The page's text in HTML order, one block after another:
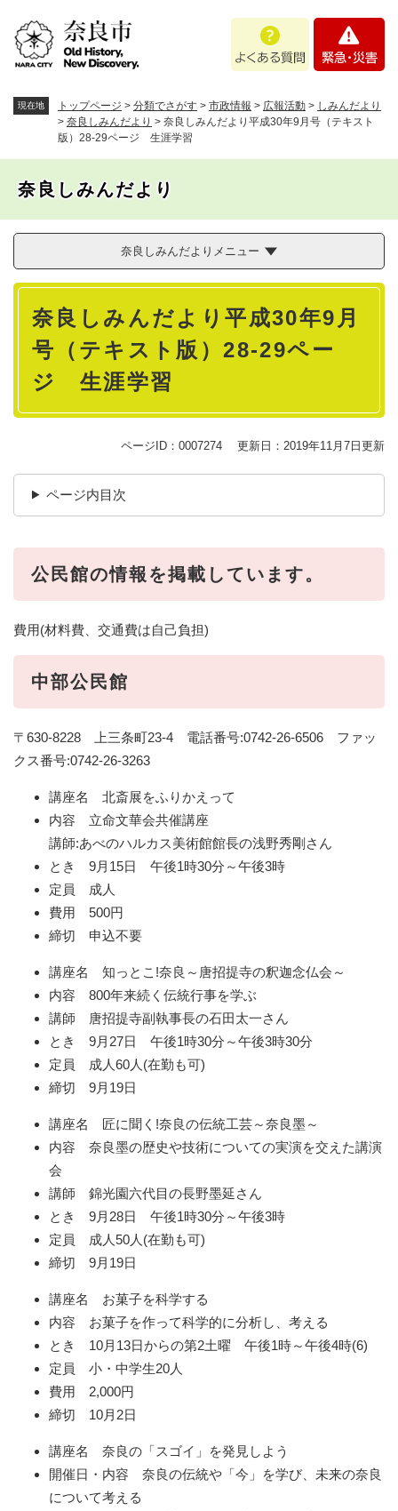
。
あ
問
・
現在地 トップページ > 分類でさがす > 市政情報 > 広報活動 > しみんだより
> 奈良しみんだより > 奈良しみんだより平成30年9月号（テキスト
版）28-29ページ 生涯学習
奈良しみんだより
奈良しみんだよりメニュー
本
奈良しみんだより平成30年9月
号（テキスト版）28-29ペー
ジ 生涯学習
ページID：0007274 更新日：2019年11月7日更新
ページ内目次
公民館の情報を掲載しています。
費用(材料費、交通費は自己負担)
中部公民館
〒630-8228 上三条町23-4 電話番号:0742-26-6506 ファッ
クス番号:0742-26-3263
講座名 北斎展をふりかえって
内容 立命文華会共催講座
講師:あべのハルカス美術館館長の浅野秀剛さん
とき 9月15日 午後1時30分～午後3時
定員 成人
費用 500円
締切 申込不要
講座名 知っとこ!奈良～唐招提寺の釈迦念仏会～
内容 800年来続く伝統行事を学ぶ
講師 唐招提寺副執事長の石田太一さん
とき 9月27日 午後1時30分～午後3時30分
定員 成人60人(在勤も可)
締切 9月19日
講座名 匠に聞く!奈良の伝統工芸～奈良墨～
内容 奈良墨の歴史や技術についての実演を交えた講演
会
講師 錦光園六代目の長野墨延さん
とき 9月28日 午後1時30分～午後3時
定員 成人50人(在勤も可)
締切 9月19日
講座名 お菓子を科学する
内容 お菓子を作って科学的に分析し、考える
とき 10月13日からの第2土曜 午後1時～午後4時(6)
定員 小・中学生20人
費用 2,000円
締切 10月2日
講座名 奈良の「スゴイ」を発見しよう
開催日・内容 奈良の伝統や「今」を学び、未来の奈良
について考える